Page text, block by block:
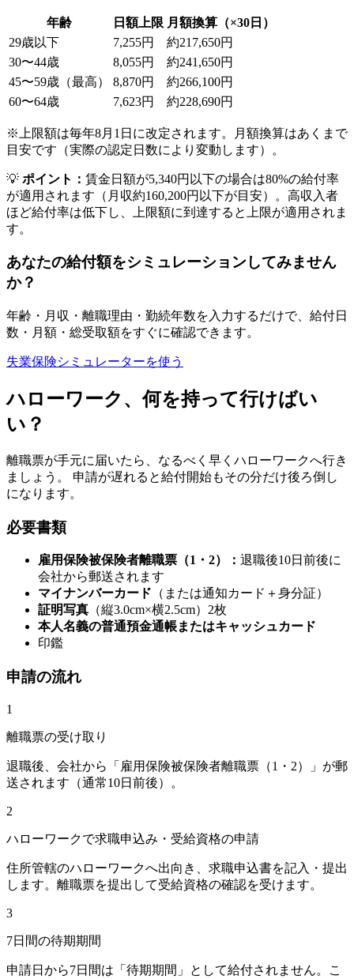
年齢 日額上限 月額換算（×30日）
29歳以下
7,255円
約217,650円
30〜44歳
8,055円
約241,650円
45〜59歳（最高）
8,870円
約266,100円
60〜64歳
7,623円 約228,690円
※上限額は毎年8月1日に改定されます。月額換算はあくまで
目安です（実際の認定日数により変動します）。
💡 ポイント： 賃金日額が5,340円以下の場合は80%の給付率
が適用されます（月収約160,200円以下が目安）。高収入者
ほど給付率は低下し、上限額に到達すると上限が適用されま
す。
あなたの給付額をシミュレーションしてみません
か？
年齢・月収・離職理由・勤続年数を入力するだけで、給付日
数・月額・総受取額をすぐに確認できます。
失業保険シミュレーターを使う
ハローワーク、何を持って行けばい
い？
離職票が手元に届いたら、なるべく早くハローワークへ行き
ましょう。 申請が遅れると給付開始もその分だけ後ろ倒し
になります。
必要書類
雇用保険被保険者離職票（1・2）： 退職後10日前後に
会社から郵送されます
マイナンバーカード （または通知カード＋身分証）
証明写真 （縦3.0cm×横2.5cm）2枚
本人名義の普通預金通帳またはキャッシュカード
印鑑
申請の流れ
1
離職票の受け取り
退職後、会社から「雇用保険被保険者離職票（1・2）」が郵
送されます（通常10日前後）。
2
ハローワークで求職申込み・受給資格の申請
住所管轄のハローワークへ出向き、求職申込書を記入・提出
します。離職票を提出して受給資格の確認を受けます。
3
7日間の待期期間
申請日から7日間は「待期期間」として給付されません。こ